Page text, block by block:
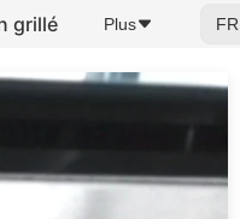
grillé Plus FR